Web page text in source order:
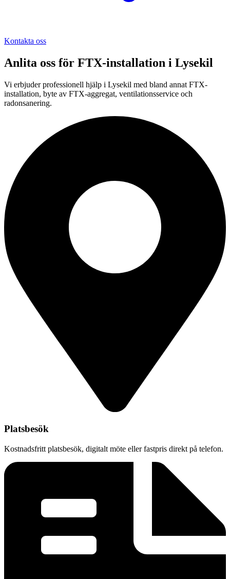
Kontakta oss
Anlita oss för FTX-installation i Lysekil
Vi erbjuder professionell hjälp i Lysekil med bland annat FTX-
installation, byte av FTX-aggregat, ventilationsservice och
radonsanering.
Platsbesök
Kostnadsfritt platsbesök, digitalt möte eller fastpris direkt på telefon.